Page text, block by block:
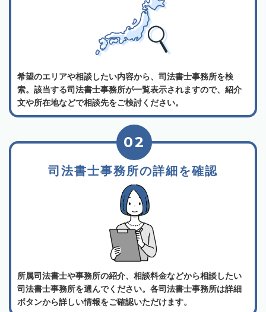
希望のエリアや相談したい内容から、司法書士事務所を検
索。該当する司法書士事務所が一覧表示されますので、紹介
文や所在地などで相談先をご検討ください。
司法書士事務所の詳細を確認
02
所属司法書士や事務所の紹介、相談料金などから相談したい
司法書士事務所を選んでください。各司法書士事務所は詳細
ボタンから詳しい情報をご確認いただけます。